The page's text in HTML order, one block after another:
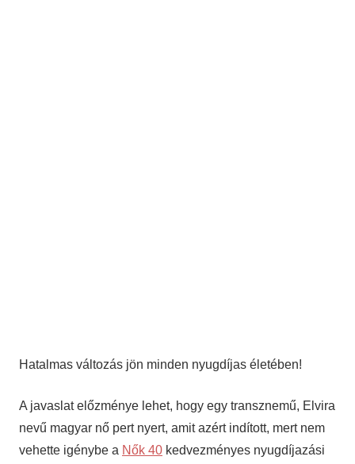
Hatalmas változás jön minden nyugdíjas életében!
A javaslat előzménye lehet, hogy egy transznemű, Elvira
nevű magyar nő pert nyert, amit azért indított, mert nem
vehette igénybe a Nők 40 kedvezményes nyugdíjazási